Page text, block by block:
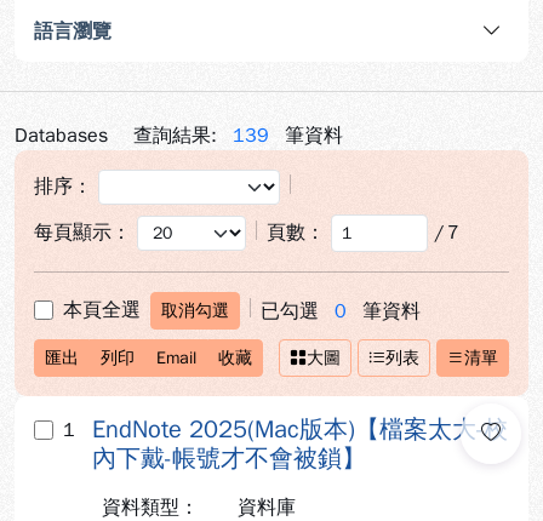
語言瀏覽
Databases 查詢結果: 139 筆資料
排序：
每頁顯示：
頁數： / 7
本頁全選 取消勾選 已勾選 0 筆資料
匯出 列印 Email 收藏 大圖 列表 清單
1
EndNote 2025(Mac版本)【檔案太大-校
內下戴-帳號才不會被鎖】
資料類型：
資料庫